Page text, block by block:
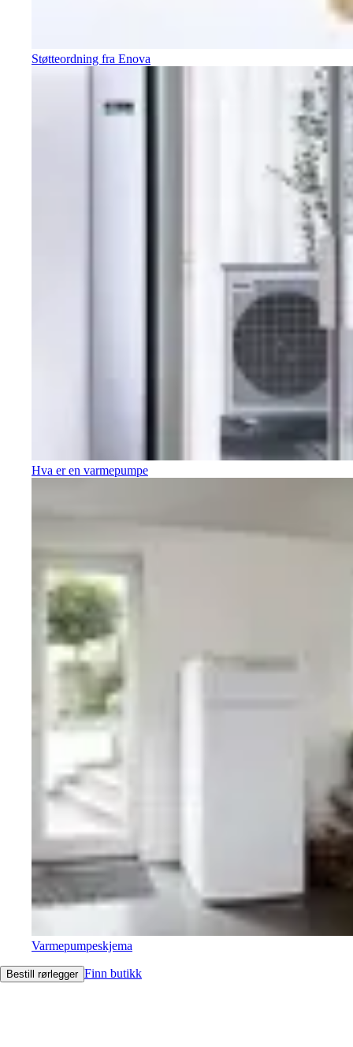
Støtteordning fra Enova
Hva er en varmepumpe
Varmepumpeskjema
Bestill rørlegger Finn butikk